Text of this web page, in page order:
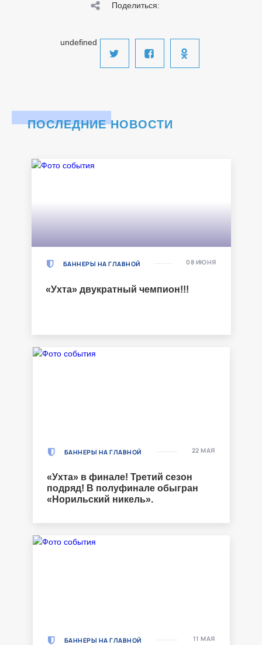
Поделиться:
undefined
ПОСЛЕДНИЕ НОВОСТИ
БАННЕРЫ НА ГЛАВНОЙ
«Ухта» двукратный чемпион!!!
08 ИЮНЯ
БАННЕРЫ НА ГЛАВНОЙ
«Ухта» в финале! Третий сезон
подряд! В полуфинале обыгран
«Норильский никель».
22 МАЯ
БАННЕРЫ НА ГЛАВНОЙ 11 МАЯ